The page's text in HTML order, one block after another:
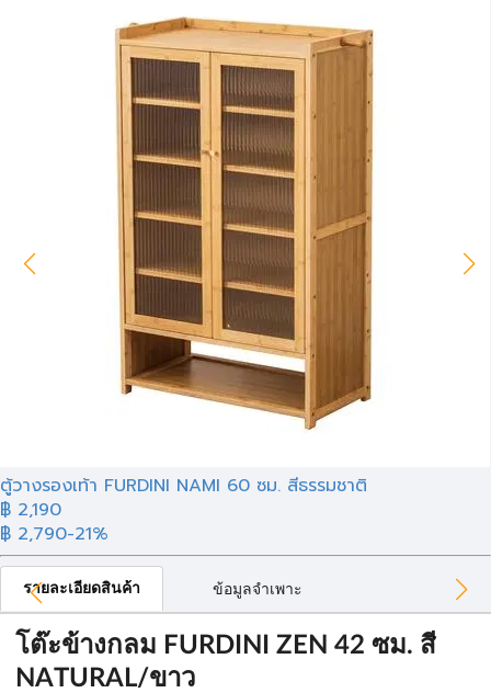
ตู้วางรองเท้า FURDINI NAMI 60 ซม. สีธรรมชาติ
฿ 2,190
฿ 2,790-21%
รายละเอียดสินค้า ข้อมูลจำเพาะ
โต๊ะข้างกลม FURDINI ZEN 42 ซม. สี
NATURAL/ขาว